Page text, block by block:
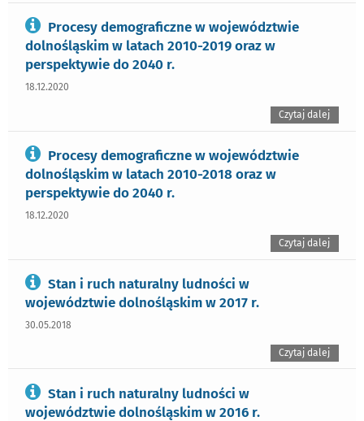
Procesy demograficzne w województwie
dolnośląskim w latach 2010-2019 oraz w
perspektywie do 2040 r.
18.12.2020
Czytaj dalej
Procesy demograficzne w województwie
dolnośląskim w latach 2010-2018 oraz w
perspektywie do 2040 r.
18.12.2020
Czytaj dalej
Stan i ruch naturalny ludności w
województwie dolnośląskim w 2017 r.
30.05.2018
Czytaj dalej
Stan i ruch naturalny ludności w
województwie dolnośląskim w 2016 r.